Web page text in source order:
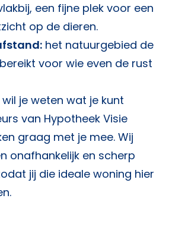
een fijne plek voor een
op de dieren.
het natuurgebied de
voor wie even de rust
je weten wat je kunt
van Hypotheek Visie
graag met je mee. Wij
onafhankelijk en scherp
jij die ideale woning hier